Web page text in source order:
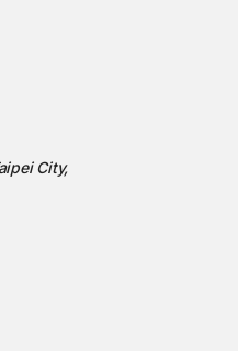
City,